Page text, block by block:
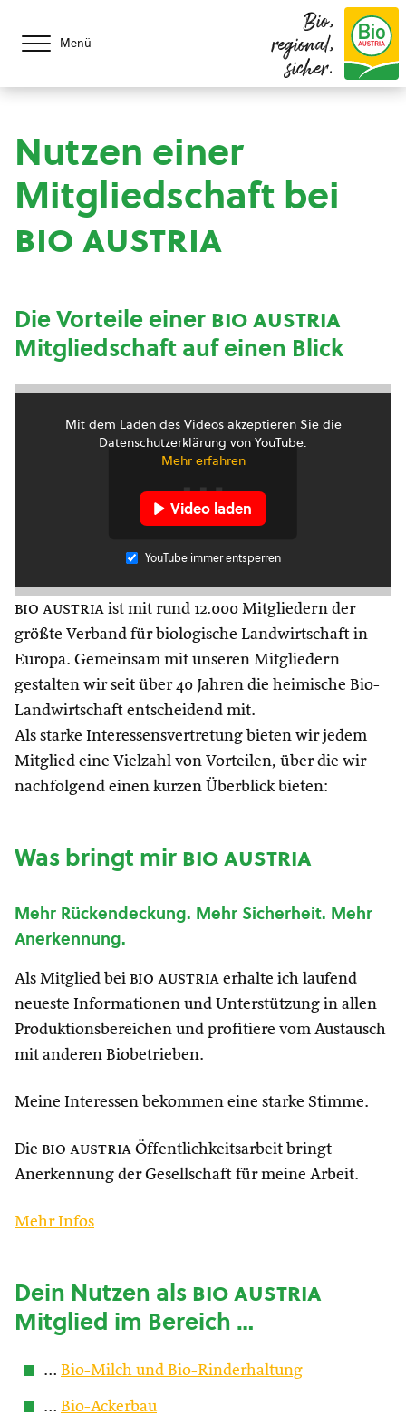
Menü
Bio,
regional,
sicher.
Nutzen einer
Mitgliedschaft bei
bio austria
Die Vorteile einerbio austria
Mitgliedschaft auf einen Blick
Mit dem Laden des Videos akzeptieren Sie die
Datenschutzerklärung von YouTube.
Mehr erfahren
Video laden
YouTube immer entsperren
bio austria ist mit rund 12.000 Mitgliedern der
größte Verband für biologische Landwirtschaft in
Europa. Gemeinsam mit unseren Mitgliedern
gestalten wir seit über 40 Jahren die heimische Bio-
Landwirtschaft entscheidend mit.
Als starke Interessensvertretung bieten wir jedem
Mitglied eine Vielzahl von Vorteilen, über die wir
nachfolgend einen kurzen Überblick bieten:
Was bringt mirbio austria
Mehr Rückendeckung. Mehr Sicherheit. Mehr
Anerkennung.
Als Mitglied bei bio austria erhalte ich laufend
neueste Informationen und Unterstützung in allen
Produktionsbereichen und profitiere vom Austausch
mit anderen Biobetrieben.
Meine Interessen bekommen eine starke Stimme.
Die bio austria Öffentlichkeitsarbeit bringt
Anerkennung der Gesellschaft für meine Arbeit.
Mehr Infos
Dein Nutzen alsbio austria
Mitglied im Bereich …
… Bio-Milch und Bio-Rinderhaltung
… Bio-Ackerbau